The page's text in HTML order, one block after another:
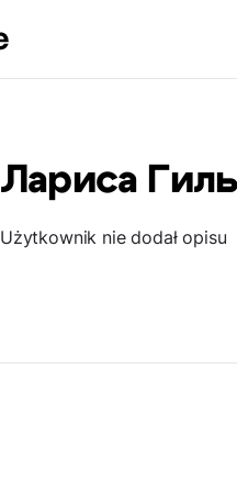
Лариса
Użytkownik nie dodał opisu